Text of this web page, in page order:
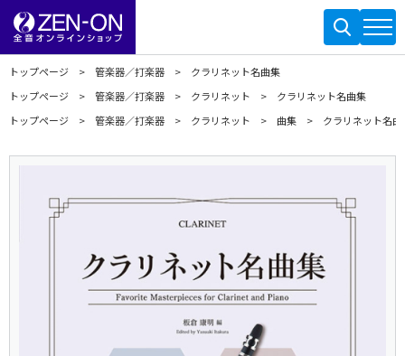
トップページ 管楽器／打楽器
クラリネット名曲集
トップページ
管楽器／打楽器 クラリネット
クラリネット名曲集
トップページ
管楽器／打楽器 クラリネット 曲集 クラリネット名曲